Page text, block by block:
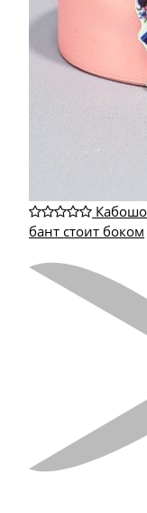
бант стоит боком